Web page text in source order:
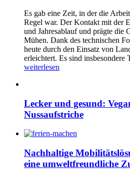
Es gab eine Zeit, in der die
Regel war. Der Kontakt mit der
und Jahresablauf und prägte die
Mühen. Dank des technischen
heute durch den Einsatz von
erleichtert. Es sind
weiterlesen
Lecker und gesund:
Nussaufstriche
Nachhaltige
eine umweltfreundliche